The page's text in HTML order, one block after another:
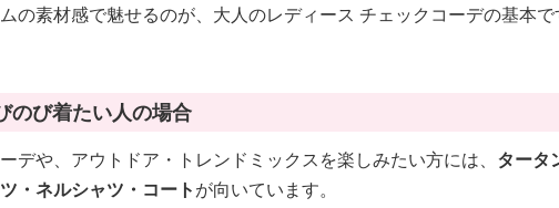
の素材感で魅せるのが、大人のレディース チェックコーデの基本で
のび着たい人の場合
デや、アウトドア・トレンドミックスを楽しみたい方には、 タータ
・ネルシャツ・コートが向いています。